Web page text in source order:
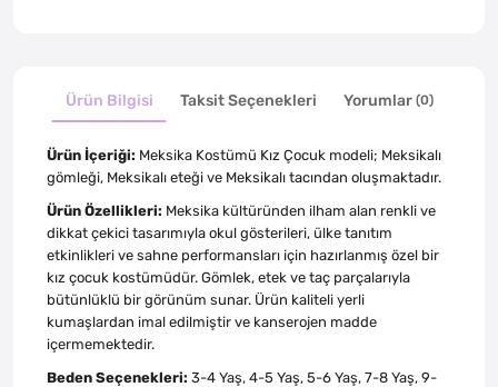
Ürün Bilgisi Taksit Seçenekleri Yorumlar (0)
Ürün İçeriği: Meksika Kostümü Kız Çocuk modeli; Meksikalı
gömleği, Meksikalı eteği ve Meksikalı tacından oluşmaktadır.
Ürün Özellikleri: Meksika kültüründen ilham alan renkli ve
dikkat çekici tasarımıyla okul gösterileri, ülke tanıtım
etkinlikleri ve sahne performansları için hazırlanmış özel bir
kız çocuk kostümüdür. Gömlek, etek ve taç parçalarıyla
bütünlüklü bir görünüm sunar. Ürün kaliteli yerli
kumaşlardan imal edilmiştir ve kanserojen madde
içermemektedir.
Beden Seçenekleri: 3-4 Yaş, 4-5 Yaş, 5-6 Yaş, 7-8 Yaş, 9-